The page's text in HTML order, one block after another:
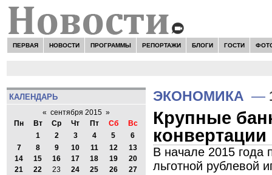
ПЕРВАЯ НОВОСТИ ПРОГРАММЫ РЕПОРТАЖИ БЛОГИ ГОСТИ
КАЛЕНДАРЬ
« сентября 2015 »
Пн
Вт Ср Чт Пт Сб
Вс
1
2 3 4 5
6
7
8 9 10 11 12
13
14
15 16 17 18 19
20
21
22 23 24 25 26
27
ЭКОНОМИКА —
Крупные
В начале 2015 года
льготной рублевой